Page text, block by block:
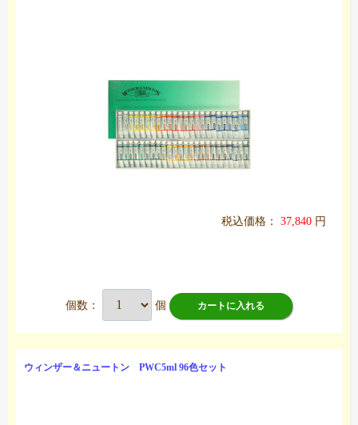
税込価格： 37,840 円
個数： 個 カートに入れる
ウィンザー＆ニュートン PWC5ml 96色セット